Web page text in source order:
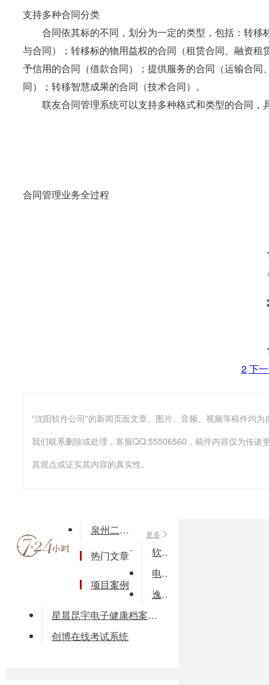
支持多种合同分类
合同依其标的不同，划分为一定的类型，包括：转移
与合同）；转移标的物用益权的合同（租赁合同、融资
予信用的合同（借款合同）；提供服务的合同（运输合
同）；转移智慧成果的合同（技术合同）。
联友合同管理系统可以支持多种格式和类型的合同，
合同管理业务全过程
2下
我们联系删除或处理，客服QQ:55506560，稿件内容仅为传递
其观点或证实其内容的真实性。
更多
热门文章
项目案例
泉州二元期权系统搭建 微交易平台出售
软件项目管理学生宿舍管理系统项目计划书
电力行业巡检系统解决方案
逸景模拟法庭实训教学软件
星晨昆宇电子健康档案系统
创博在线考试系统